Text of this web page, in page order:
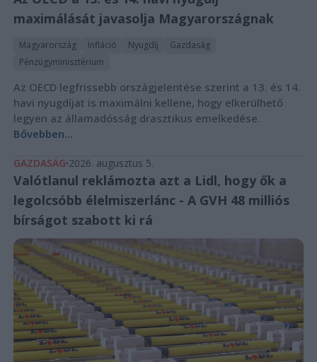
maximálását javasolja Magyarországnak
Magyarország Infláció Nyugdíj
Gazdaság
Pénzügyminisztérium
Az OECD legfrissebb országjelentése szerint a 13. és 14.
havi nyugdíjat is maximálni kellene, hogy elkerülhető
legyen az államadósság drasztikus emelkedése.
Bővebben...
GAZDASÁG 2026. augusztus 5.
Valótlanul reklámozta azt a Lidl, hogy ők a
legolcsóbb élelmiszerlánc - A GVH 48 milliós
bírságot szabott ki rá